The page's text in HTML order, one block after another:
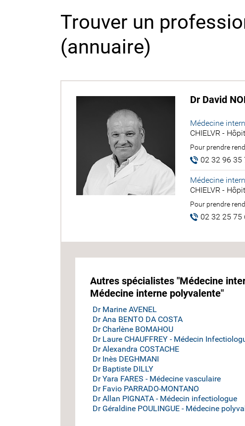
Trouver un
(annuaire)
Dr David
Médecine
CHIELVR -
Pour prendre
02 32 96 35
Médecine
CHIELVR -
Pour prendre
02 32 25 75
Autres spécialistes "Médecine
Médecine interne polyvalente"
Dr Marine AVENEL
Dr Ana BENTO DA COSTA
Dr Charlène BOMAHOU
Dr Laure CHAUFFREY - Médecin
Dr Alexandra COSTACHE
Dr Inès DEGHMANI
Dr Baptiste DILLY
Dr Yara FARES - Médecine vasculaire
Dr Favio PARRADO-MONTANO
Dr Allan PIGNATA - Médecin infectiologue
Dr Géraldine POULINGUE - Médecine